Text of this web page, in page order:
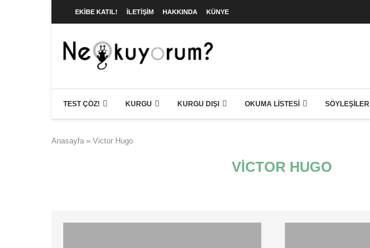
EKIBE KATIL! İLETIŞIM HAKKINDA KÜNYE
TEST ÇÖZ! KURGU KURGU DIŞI OKUMA LISTESI SÖYLEŞILER
Anasayfa » Victor Hugo
VICTOR HUGO